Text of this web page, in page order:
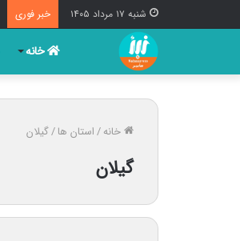
شنبه ۱۷ مرداد ۱۴۰۵ خبر فوری
خانه
خانه/استان ها/گیلان
گیلان